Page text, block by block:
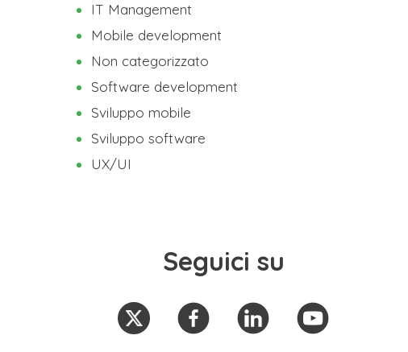
IT Management
Mobile development
Non categorizzato
Software development
Sviluppo mobile
Sviluppo software
UX/UI
Seguici su